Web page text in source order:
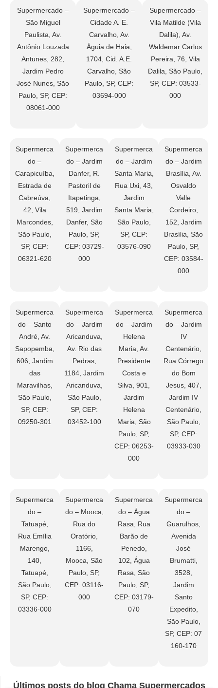
Supermercado –
São Miguel
Paulista, Av.
Antônio Louzada
Antunes, 282,
Jardim Pedro
José Nunes, São
Paulo, SP, CEP:
08061-000
Supermercado –
Cidade A. E.
Carvalho, Av.
Águia de Haia,
1704, Cid. A.E.
Carvalho, São
Paulo, SP, CEP:
03694-000
Supermercado –
Vila Matilde (Vila
Dalila), Av.
Waldemar Carlos
Pereira, 76, Vila
Dalila, São Paulo,
SP, CEP: 03533-
000
Supermerca
do –
Carapicuíba,
Estrada de
Cabreúva,
42, Vila
Marcondes,
São Paulo,
SP, CEP:
06321-620
Supermerca
do – Jardim
Danfer, R.
Pastoril de
Itapetinga,
519, Jardim
Danfer, São
Paulo, SP,
CEP: 03729-
000
Supermerca
do – Jardim
Santa Maria,
Rua Uxi, 43,
Jardim
Santa Maria,
São Paulo,
SP, CEP:
03576-090
Supermerca
do – Jardim
Brasília, Av.
Osvaldo
Valle
Cordeiro,
152, Jardim
Brasília, São
Paulo, SP,
CEP: 03584-
000
Supermerca
do – Santo
André, Av.
Sapopemba,
606, Jardim
das
Maravilhas,
São Paulo,
SP, CEP:
09250-301
Supermerca
do – Jardim
Aricanduva,
Av. Rio das
Pedras,
1184, Jardim
Aricanduva,
São Paulo,
SP, CEP:
03452-100
Supermerca
do – Jardim
Helena
Maria, Av.
Presidente
Costa e
Silva, 901,
Jardim
Helena
Maria, São
Paulo, SP,
CEP: 06253-
000
Supermerca
do – Jardim
IV
Centenário,
Rua Córrego
do Bom
Jesus, 407,
Jardim IV
Centenário,
São Paulo,
SP, CEP:
03933-030
Supermerca
do –
Tatuapé,
Rua Emília
Marengo,
140,
Tatuapé,
São Paulo,
SP, CEP:
03336-000
Supermerca
do – Mooca,
Rua do
Oratório,
1166,
Mooca, São
Paulo, SP,
CEP: 03116-
000
Supermerca
do – Água
Rasa, Rua
Barão de
Penedo,
102, Água
Rasa, São
Paulo, SP,
CEP: 03179-
070
Supermerca
do –
Guarulhos,
Avenida
José
Brumatti,
3528,
Jardim
Santo
Expedito,
São Paulo,
SP, CEP: 07
160-170
Últimos posts do blog Chama Supermercados